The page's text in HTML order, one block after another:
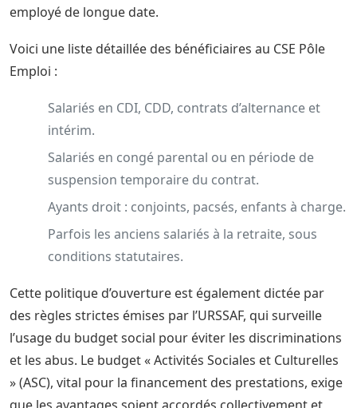
employé de longue date.
Voici une liste détaillée des bénéficiaires au CSE Pôle
Emploi :
Salariés en CDI, CDD, contrats d’alternance et
intérim.
Salariés en congé parental ou en période de
suspension temporaire du contrat.
Ayants droit : conjoints, pacsés, enfants à charge.
Parfois les anciens salariés à la retraite, sous
conditions statutaires.
Cette politique d’ouverture est également dictée par
des règles strictes émises par l’URSSAF, qui surveille
l’usage du budget social pour éviter les discriminations
et les abus. Le budget « Activités Sociales et Culturelles
» (ASC), vital pour la financement des prestations, exige